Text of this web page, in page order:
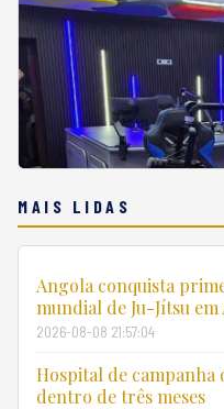
MAIS LIDAS
Angola conquista
mundial de Ju-Jítsu em
2026-08-08 21:57:04
Hospital de
dentro de três meses